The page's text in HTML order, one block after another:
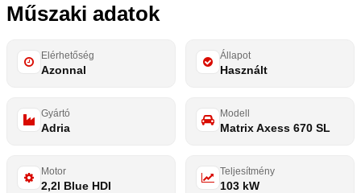
Műszaki adatok
Elérhetőség
Azonnal
Állapot
Használt
Gyártó
Adria
Modell
Matrix Axess 670 SL
Motor
2,2l Blue HDI
Teljesítmény
103 kW